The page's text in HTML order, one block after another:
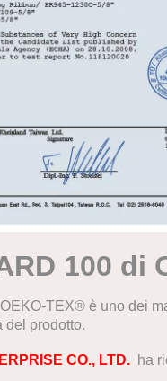
100 di
TEX® è uno dei
del prodotto.
CO., LTD. ha